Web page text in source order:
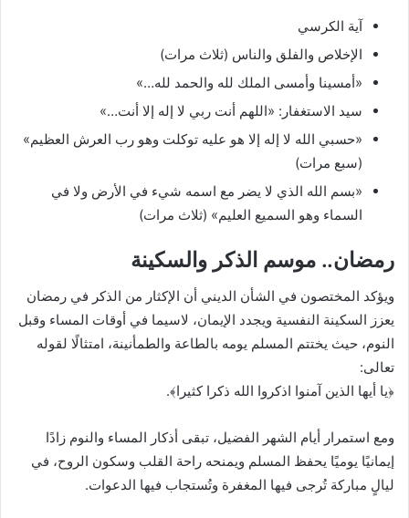
آية الكرسي
الإخلاص والفلق والناس (ثلاث مرات)
«أمسينا وأمسى الملك لله والحمد لله…»
سيد الاستغفار: «اللهم أنت ربي لا إله إلا أنت…»
«حسبي الله لا إله إلا هو عليه توكلت وهو رب العرش العظيم»
(سبع مرات)
«بسم الله الذي لا يضر مع اسمه شيء في الأرض ولا في
السماء وهو السميع العليم» (ثلاث مرات)
رمضان.. موسم الذكر والسكينة
ويؤكد المختصون في الشأن الديني أن الإكثار من الذكر في رمضان
يعزز السكينة النفسية ويجدد الإيمان، لاسيما في أوقات المساء وقبل
النوم، حيث يختتم المسلم يومه بالطاعة والطمأنينة، امتثالًا لقوله
تعالى:
﴿يا أيها الذين آمنوا اذكروا الله ذكرا كثيرا﴾.
ومع استمرار أيام الشهر الفضيل، تبقى أذكار المساء والنوم زادًا
إيمانيًا يوميًا يحفظ المسلم ويمنحه راحة القلب وسكون الروح، في
ليالٍ مباركة تُرجى فيها المغفرة وتُستجاب فيها الدعوات.